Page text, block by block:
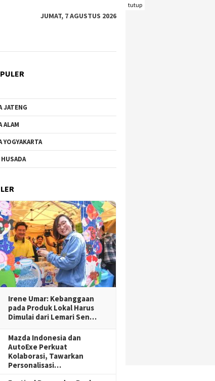
tutup
JUMAT, 7 AGUSTUS 2026
JATENG
ALAM
YOGYAKARTA
HUSADA
Irene Umar: Kebanggaan
pada Produk Lokal Harus
Dimulai dari Lemari Sen…
Mazda Indonesia dan
AutoExe Perkuat
Kolaborasi, Tawarkan
Personalisasi…